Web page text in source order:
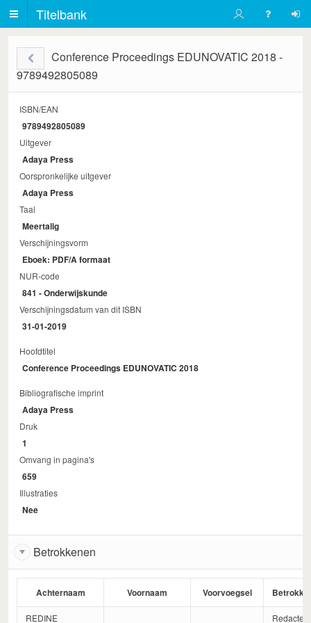
Titelbank
Conference Proceedings EDUNOVATIC 2018 -
9789492805089
ISBN/EAN
9789492805089
Uitgever
Adaya Press
Oorspronkelijke uitgever
Adaya Press
Taal
Meertalig
Verschijningsvorm
Eboek: PDF/A formaat
NUR-code
841 - Onderwijskunde
Verschijningsdatum van dit ISBN
31-01-2019
Hoofdtitel
Conference Proceedings EDUNOVATIC 2018
Bibliografische imprint
Adaya Press
Druk
1
Omvang in pagina's
659
Illustraties
Nee
Betrokkenen
Achternaam Voornaam Voorvoegsel
REDINE Redacteur